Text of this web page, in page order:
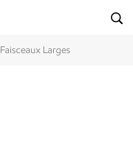
Faisceaux Larges